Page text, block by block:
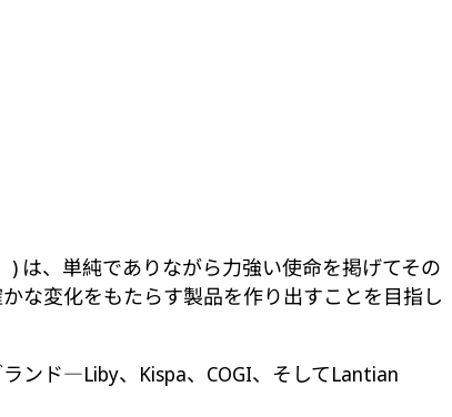
) は、単純でありながら力強い使命を掲げてその
な変化をもたらす製品を作り出すことを目指し
ンド―Liby、Kispa、COGI、そしてLantian